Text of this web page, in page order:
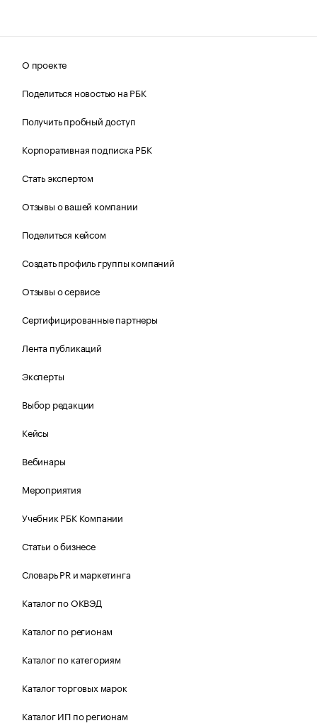
О проекте
Поделиться новостью на РБК
Получить пробный доступ
Корпоративная подписка РБК
Стать экспертом
Отзывы о вашей компании
Поделиться кейсом
Создать профиль группы компаний
Отзывы о сервисе
Сертифицированные партнеры
Лента публикаций
Эксперты
Выбор редакции
Кейсы
Вебинары
Мероприятия
Учебник РБК Компании
Статьи о бизнесе
Словарь PR и маркетинга
Каталог по ОКВЭД
Каталог по регионам
Каталог по категориям
Каталог торговых марок
Каталог ИП по регионам